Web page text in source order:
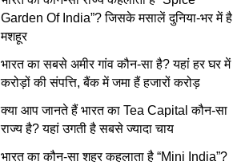
Garden Of India”? जिसके मसालें दुनिया-भर में है
मशहूर
भारत का सबसे अमीर गांव कौन-सा है? यहां हर घर में
करोड़ों की संपत्ति, बैंक में जमा हैं हजारों करोड़
क्या आप जानते हैं भारत का Tea Capital कौन-सा
राज्य है? यहां उगती है सबसे ज्यादा चाय
भारत का कौन-सा शहर कहलाता है “Mini India”?